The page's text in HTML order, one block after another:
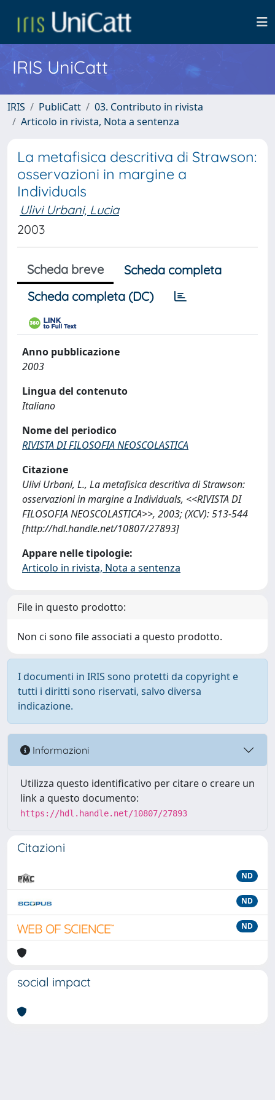
IRIS UniCatt
IRIS PubliCatt
03. Contributo in rivista
Articolo in rivista, Nota a sentenza
La metafisica descritiva di Strawson:
osservazioni in margine a
Individuals
Ulivi Urbani, Lucia
2003
Scheda breve
Scheda completa
Scheda completa (DC)
Anno pubblicazione
2003
Lingua del contenuto
Italiano
Nome del periodico
RIVISTA DI FILOSOFIA NEOSCOLASTICA
Citazione
Ulivi Urbani, L., La metafisica descritiva di Strawson:
osservazioni in margine a Individuals, <<RIVISTA DI
FILOSOFIA NEOSCOLASTICA>>, 2003; (XCV): 513-544
[http://hdl.handle.net/10807/27893]
Appare nelle tipologie:
Articolo in rivista, Nota a sentenza
File in questo prodotto:
Non ci sono file associati a questo prodotto.
I documenti in IRIS sono protetti da copyright e
tutti i diritti sono riservati, salvo diversa
indicazione.
Informazioni
Utilizza questo identificativo per citare o creare un
link a questo documento:
https://hdl.handle.net/10807/27893
Citazioni
ND
ND
ND
social impact